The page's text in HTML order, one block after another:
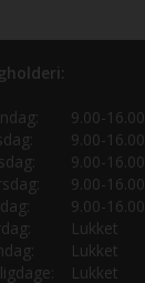
9.00-16.00
9.00-16.00
9.00-16.00
9.00-16.00
9.00-16.00
Lukket
Lukket
Lukket